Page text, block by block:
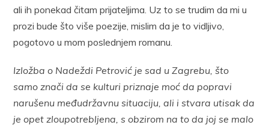
ali ih ponekad čitam prijateljima. Uz to se trudim da mi u
prozi bude što više poezije, mislim da je to vidljivo,
pogotovo u mom poslednjem romanu.
Izložba o Nadeždi Petrović je sad u Zagrebu, što
samo znači da se kulturi priznaje moć da popravi
narušenu međudržavnu situaciju, ali i stvara utisak da
je opet zloupotrebljena, s obzirom na to da joj se malo